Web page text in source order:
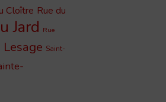
Cloître Rue du
Jard Rue
Lesage Saint-